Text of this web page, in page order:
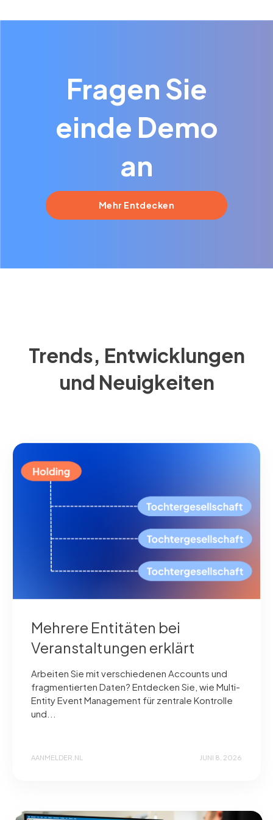
Kontaktmit uns auf. Wir entwickeln gerne eine
Fragen Sie
einde Demo
an
Mehr Entdecken
Trends, Entwicklungen
und Neuigkeiten
Mehrere Entitäten bei
Veranstaltungen erklärt
Arbeiten Sie mit verschiedenen Accounts und
fragmentierten Daten? Entdecken Sie, wie Multi-
Entity Event Management für zentrale Kontrolle
und...
AANMELDER.NL JUNI 8, 2026